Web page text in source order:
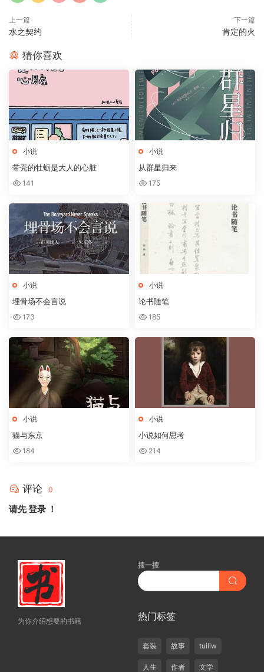
上一篇
水之契约
下一篇
肯定的火
猜你喜欢
小说
带壳的牡蛎是大人的心脏
141
小说
从群星归来
175
小说
埋骨场不会言说
173
小说
论书随笔
185
小说
猫与东京
184
小说
小说如何思考
214
评论 0
请先登录 ！
为你介绍想要的书籍
搜一搜
热门标签
套装 故事 tuiliw
人生 作者 文学